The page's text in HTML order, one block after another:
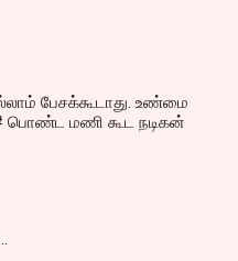
பேசக்கூடாது. உண்மை
பொண்ட மணி கூட நடிகன்